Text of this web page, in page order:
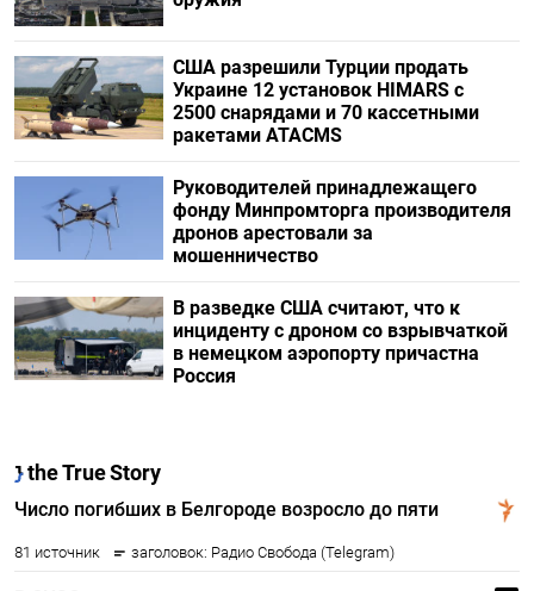
США разрешили Турции продать
Украине 12 установок HIMARS с
2500 снарядами и 70 кассетными
ракетами ATACMS
Руководителей принадлежащего
фонду Минпромторга производителя
дронов арестовали за
мошенничество
В разведке США считают, что к
инциденту с дроном со взрывчаткой
в немецком аэропорту причастна
Россия